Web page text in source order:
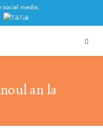
social media:
an la